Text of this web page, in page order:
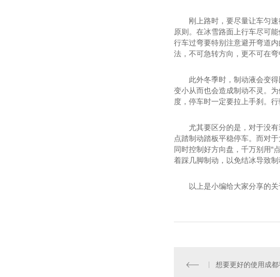
刚上路时，要尽量让车匀
原则。在冰雪路面上行车尽可
行车过弯要特别注意避开弯道
法，不可急转方向，更不可在弯
此外冬季时，制动液会变
变小从而也会造成制动不灵。
度，停车时一定要拉上手刹。
尤其要区分的是，对于没
点踏制动踏板平稳停车。而对
同时控制好方向盘，千万别用“
着踩几脚制动，以免结冰导致制
以上是小编给大家分享的
想要更好的使用成